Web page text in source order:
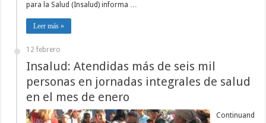
para la Salud (Insalud) informa …
Leer más »
12 febrero
Insalud: Atendidas más de seis mil
personas en jornadas integrales de salud
en el mes de enero
Continuand